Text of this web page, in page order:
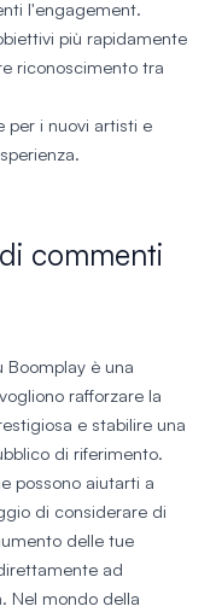
l'engagement.
più rapidamente
riconoscimento tra
per i nuovi artisti e
commenti
è una
rafforzare la
e stabilire una
di riferimento.
possono aiutarti a
di considerare di
delle tue
ad
Nel mondo della